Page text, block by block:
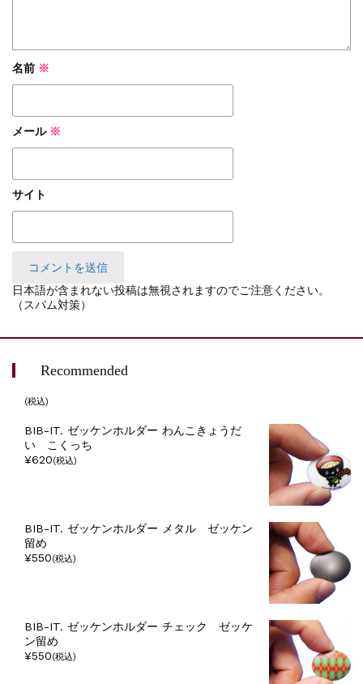
名前 ※
メール ※
サイト
日本語が含まれない投稿は無視されますのでご注意ください。
（スパム対策）
Recommended
(税込)
BIB-IT. ゼッケンホルダー わんこきょうだ
い こくっち
¥620(税込)
BIB-IT. ゼッケンホルダー メタル ゼッケン
留め
¥550(税込)
BIB-IT. ゼッケンホルダー チェック ゼッケ
ン留め
¥550(税込)